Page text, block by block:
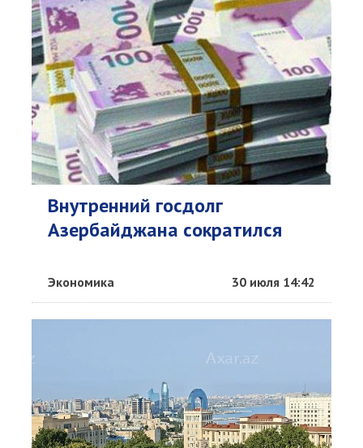
Внутренний госдолг
Азербайджана сократился
Экономика 30 июля 14:42